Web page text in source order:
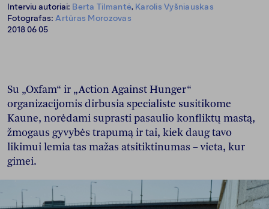
Interviu autoriai: Berta Tilmantė, Karolis Vyšniauskas
Fotografas: Artūras Morozovas
2018 06 05
Su „Oxfam“ ir „Action Against Hunger“
organizacijomis dirbusia specialiste susitikome
Kaune, norėdami suprasti pasaulio konfliktų mastą,
žmogaus gyvybės trapumą ir tai, kiek daug tavo
likimui lemia tas mažas atsitiktinumas – vieta, kur
gimei.